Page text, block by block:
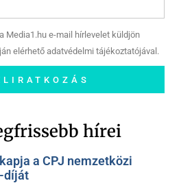
Media1.hu e-mail hírlevelet küldjön
elérhető adatvédelmi tájékoztatójával.
hírei
a CPJ nemzetközi
díját